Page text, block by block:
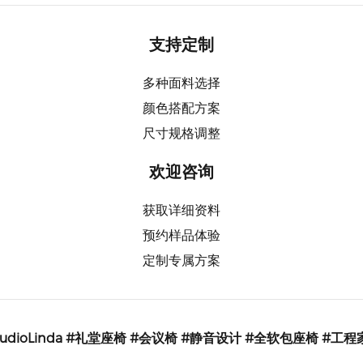
支持定制
多种面料选择
颜色搭配方案
尺寸规格调整
欢迎咨询
获取详细资料
预约样品体验
定制专属方案
#礼堂座椅 #会议椅 #静音设计 #全软包座椅 #工程